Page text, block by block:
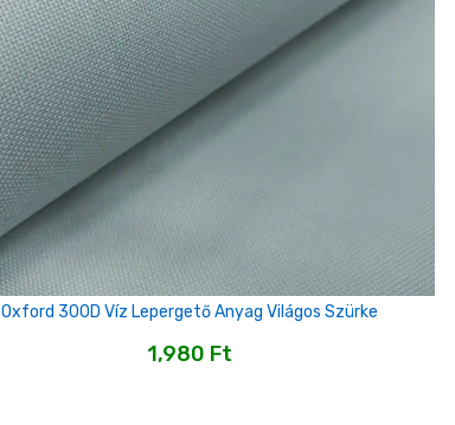
Oxford 300D Víz Lepergető Anyag Világos Szürke
1,980 Ft